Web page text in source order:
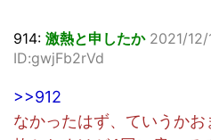
914: 激熱と申したか 2021/
ID:gwjFb2rVd
>>912
なかったはず、ていうか